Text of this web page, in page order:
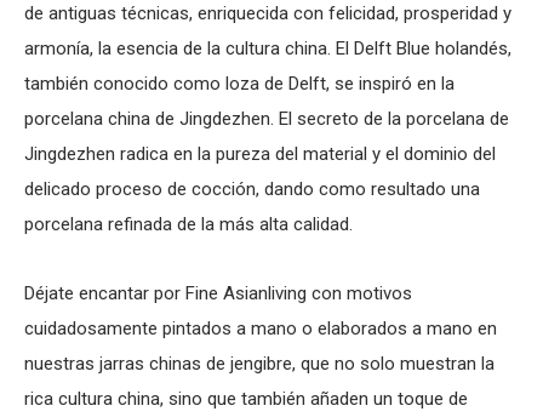
de antiguas técnicas, enriquecida con felicidad, prosperidad y
armonía, la esencia de la cultura china. El Delft Blue holandés,
también conocido como loza de Delft, se inspiró en la
porcelana china de Jingdezhen. El secreto de la porcelana de
Jingdezhen radica en la pureza del material y el dominio del
delicado proceso de cocción, dando como resultado una
porcelana refinada de la más alta calidad.
Déjate encantar por Fine Asianliving con motivos
cuidadosamente pintados a mano o elaborados a mano en
nuestras jarras chinas de jengibre, que no solo muestran la
rica cultura china, sino que también añaden un toque de